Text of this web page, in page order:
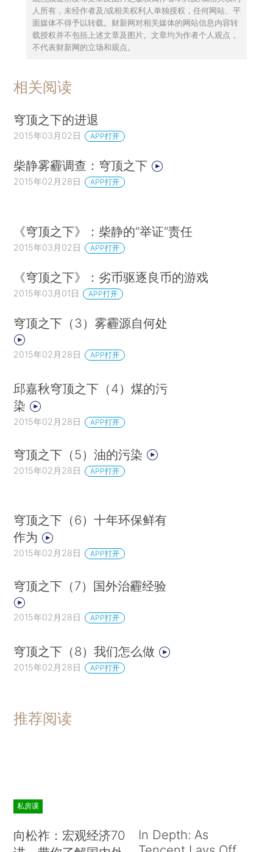
人所有，未经作者及/或相关权利人单独授权，任何网站、平
面媒体不得予以转载。财新网对相关媒体的网站信息内容转
载授权并不包括上述文章及图片。文章均为作者个人观点，
不代表财新网的立场和观点。
相关阅读
穹顶之下的进退
2015年03月02日 APP打开
柴静雾霾调查：穹顶之下
2015年02月28日 APP打开
《穹顶之下》：柴静的“举证”责任
2015年03月02日 APP打开
《穹顶之下》：劣币驱逐良币的游戏
2015年03月01日 APP打开
穹顶之下（3）雾霾源自何处
2015年02月28日 APP打开
邱嘉秋穹顶之下（4）煤的污
染
2015年02月28日 APP打开
穹顶之下（5）油的污染
2015年02月28日 APP打开
穹顶之下（6）十年环保鲜有
作为
2015年02月28日 APP打开
穹顶之下（7）国外治霾经验
2015年02月28日 APP打开
穹顶之下（8）我们怎么做
2015年02月28日 APP打开
推荐阅读
私房课
向松祚：宏观经济70
In Depth: As